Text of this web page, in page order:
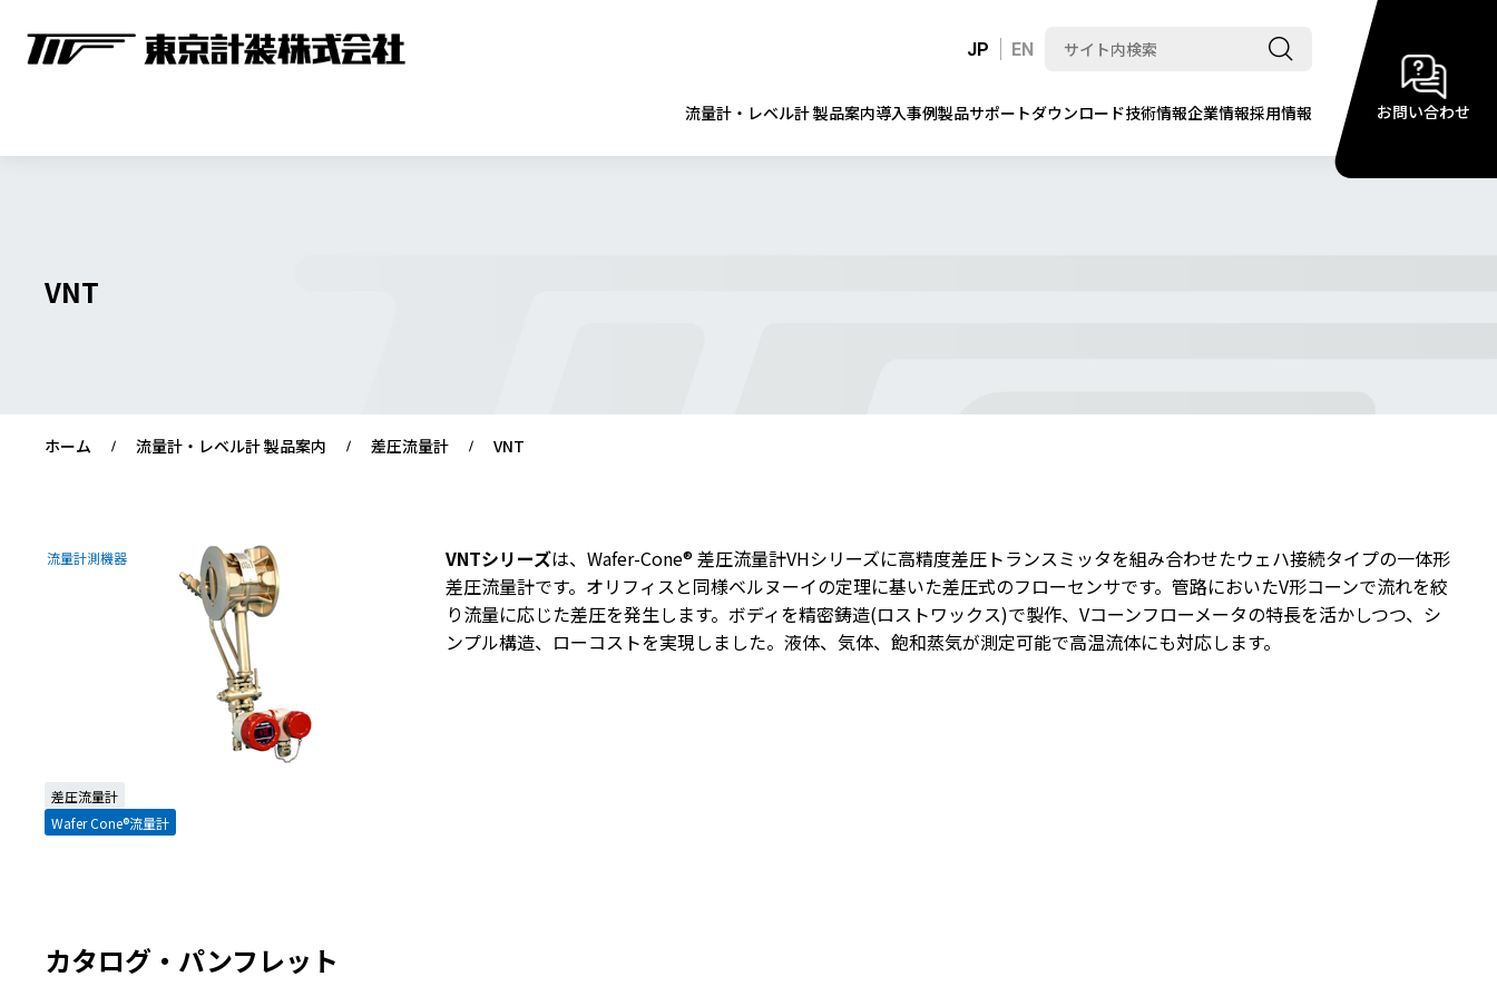
JP EN
お問い合わせ
流量計・レベル計 製品案内導入事例製品サポートダウンロード技術情報企業情報採用情報
VNT
ホーム 流量計・レベル計 製品案内 差圧流量計 VNT
流量計測機器
差圧流量計
Wafer Cone®流量計
VNTシリーズは、Wafer-Cone® 差圧流量計VHシリーズに高精度差圧トランスミッタを組み合わせたウェハ接続タイプの一体形
差圧流量計です。オリフィスと同様ベルヌーイの定理に基いた差圧式のフローセンサです。管路においたV形コーンで流れを絞
り流量に応じた差圧を発生します。ボディを精密鋳造(ロストワックス)で製作、Vコーンフローメータの特長を活かしつつ、シ
ンプル構造、ローコストを実現しました。液体、気体、飽和蒸気が測定可能で高温流体にも対応します。
カタログ・パンフレット